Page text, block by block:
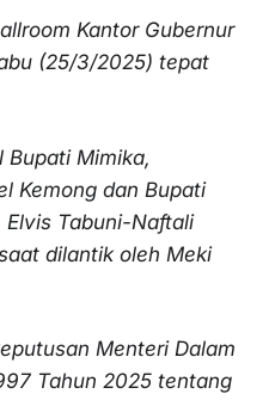
Kantor Gubernur
(25/3/2025) tepat
Bupati Mimika,
Kemong dan Bupati
Elvis Tabuni-Naftali
dilantik oleh Meki
Menteri Dalam
Tahun 2025 tentang